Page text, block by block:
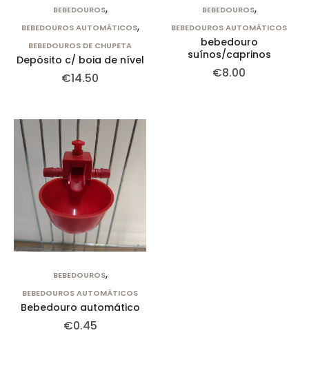
BEBEDOUROS,
BEBEDOUROS AUTOMÁTICOS,
BEBEDOUROS DE CHUPETA
Depósito c/ boia de nível
€14.50
BEBEDOUROS,
BEBEDOUROS AUTOMÁTICOS
bebedouro
suínos/caprinos
€8.00
BEBEDOUROS,
BEBEDOUROS AUTOMÁTICOS
Bebedouro automático
€0.45